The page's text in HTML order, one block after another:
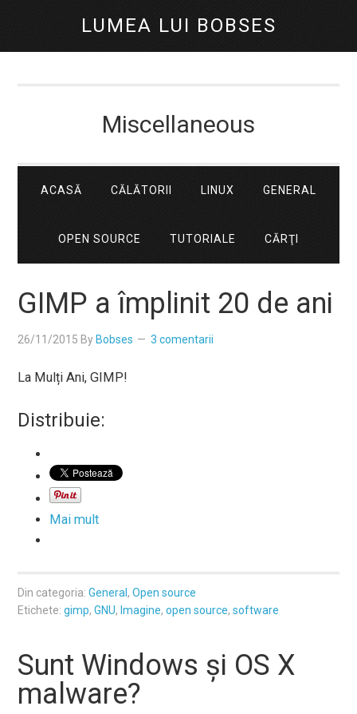
LUMEA LUI BOBSES
Miscellaneous
ACASĂ CĂLĂTORII LINUX GENERAL
OPEN SOURCE TUTORIALE CĂRŢI
GIMP a împlinit 20 de ani
26/11/2015 By Bobses 3 comentarii
La Mulți Ani, GIMP!
Distribuie:
Mai mult
Din categoria:General ,Open source
Etichete:gimp,GNU, Imagine,open source,software
Sunt Windows şi OS X
malware?